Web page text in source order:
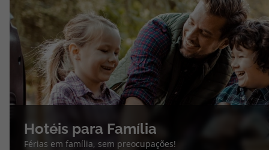
Hotéis para Família
Férias em família, sem preocupações!